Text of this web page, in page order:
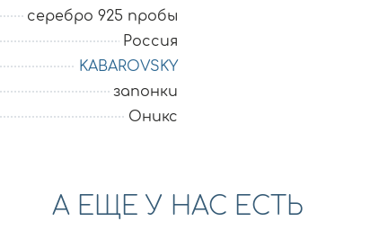
серебро 925 пробы
Россия
KABAROVSKY
запонки
Оникс
А ЕЩЕ У НАС ЕСТЬ